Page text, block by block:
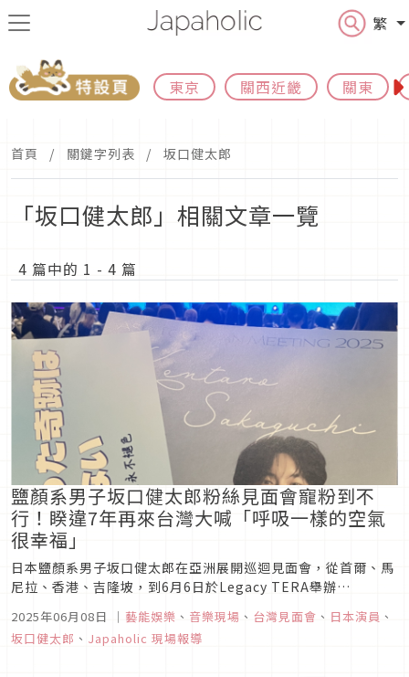
繁
東京 關西近畿 關東
首頁 關鍵字列表 坂口健太郎
「坂口健太郎」相關文章一覽
4 篇中的 1 - 4 篇
鹽顏系男子坂口健太郎粉絲見面會寵粉到不
行！睽違7年再來台灣大喊「呼吸一樣的空氣
很幸福」
日本鹽顏系男子坂口健太郎在亞洲展開巡迴見面會，從首爾、馬
尼拉、香港、吉隆坡，到6月6日於Legacy TERA舉辦
in Taipei」，睽違7年終於再度和台灣粉絲相見，粉絲見面會充
滿逗趣環節，不僅有多個互動問...
2025年06月08日 ｜ 藝能娛樂 、 音樂現場 、 台灣見面會 、 日本演員 、
坂口健太郎 、 Japaholic 現場報導